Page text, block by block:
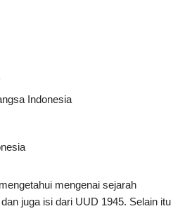
Indonesia
mengenai sejarah
juga isi dari UUD 1945. Selain itu